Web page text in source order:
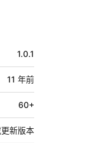
1.0.1
11 年前
60+
新版本